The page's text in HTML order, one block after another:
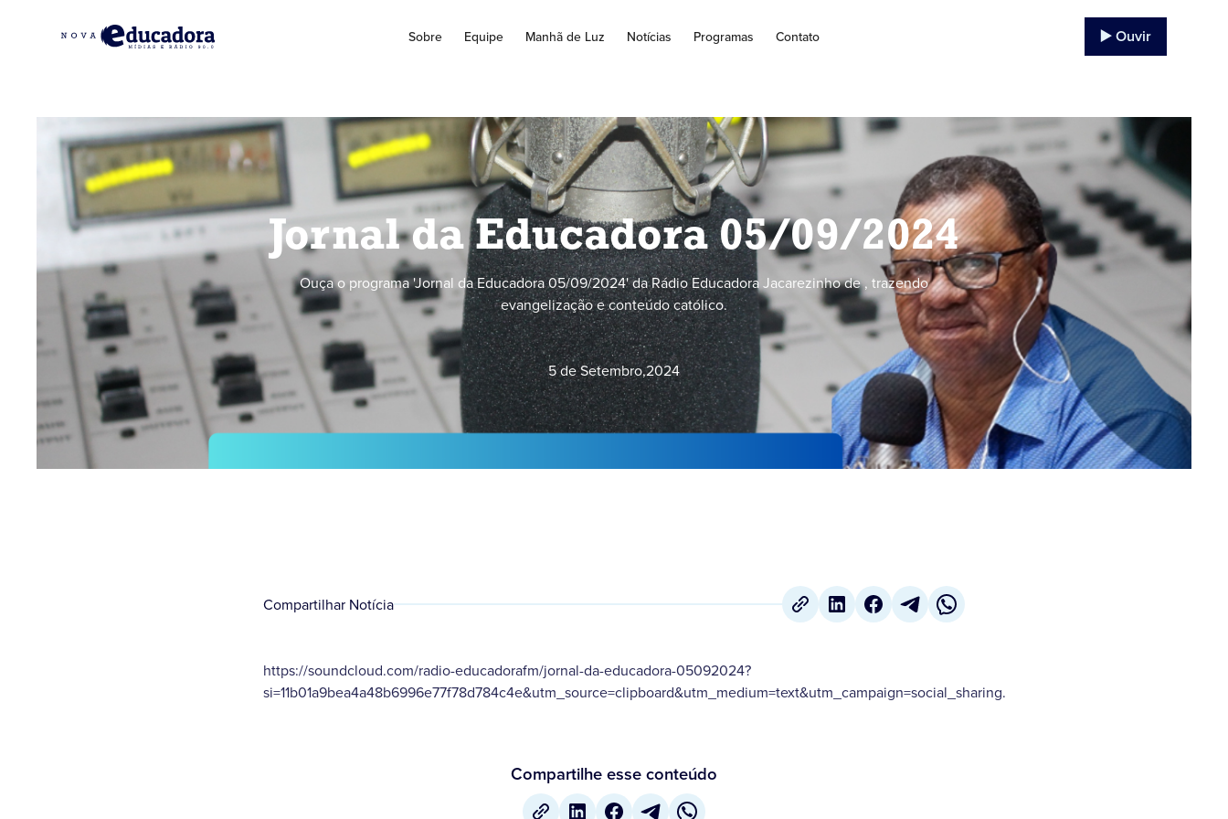
Sobre Equipe Manhã de Luz Notícias Programas Contato ▶️ Ouvir
Jornal da Educadora 05/09/2024
Ouça o programa 'Jornal da Educadora 05/09/2024' da Rádio Educadora Jacarezinho de , trazendo
evangelização e conteúdo católico.
5 de Setembro,2024
Compartilhar Notícia
https://soundcloud.com/radio-educadorafm/jornal-da-educadora-05092024?
si=11b01a9bea4a48b6996e77f78d784c4e&utm_source=clipboard&utm_medium=text&utm_campaign=social_sharing.
Compartilhe esse conteúdo